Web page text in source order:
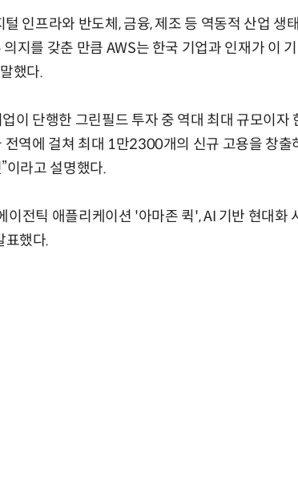
인프라와 반도체, 금융, 제조 등 역동적 산업 생
지를 갖춘 만큼 AWS는 한국 기업과 인재가 이
했다.
이 단행한 그린필드 투자 중 역대 최대 규모이자
역에 걸쳐 최대 1만2300개의 신규 고용을 창출
이라고 설명했다.
이전틱 애플리케이션 '아마존 퀵', AI 기반 현대화
표했다.